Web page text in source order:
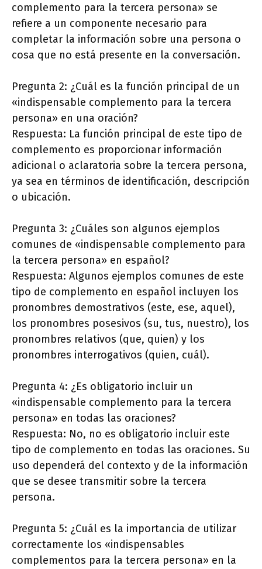
complemento para la tercera persona» se
refiere a un componente necesario para
completar la información sobre una persona o
cosa que no está presente en la conversación.
Pregunta 2: ¿Cuál es la función principal de un
«indispensable complemento para la tercera
persona» en una oración?
Respuesta: La función principal de este tipo de
complemento es proporcionar información
adicional o aclaratoria sobre la tercera persona,
ya sea en términos de identificación, descripción
o ubicación.
Pregunta 3: ¿Cuáles son algunos ejemplos
comunes de «indispensable complemento para
la tercera persona» en español?
Respuesta: Algunos ejemplos comunes de este
tipo de complemento en español incluyen los
pronombres demostrativos (este, ese, aquel),
los pronombres posesivos (su, tus, nuestro), los
pronombres relativos (que, quien) y los
pronombres interrogativos (quien, cuál).
Pregunta 4: ¿Es obligatorio incluir un
«indispensable complemento para la tercera
persona» en todas las oraciones?
Respuesta: No, no es obligatorio incluir este
tipo de complemento en todas las oraciones. Su
uso dependerá del contexto y de la información
que se desee transmitir sobre la tercera
persona.
Pregunta 5: ¿Cuál es la importancia de utilizar
correctamente los «indispensables
complementos para la tercera persona» en la